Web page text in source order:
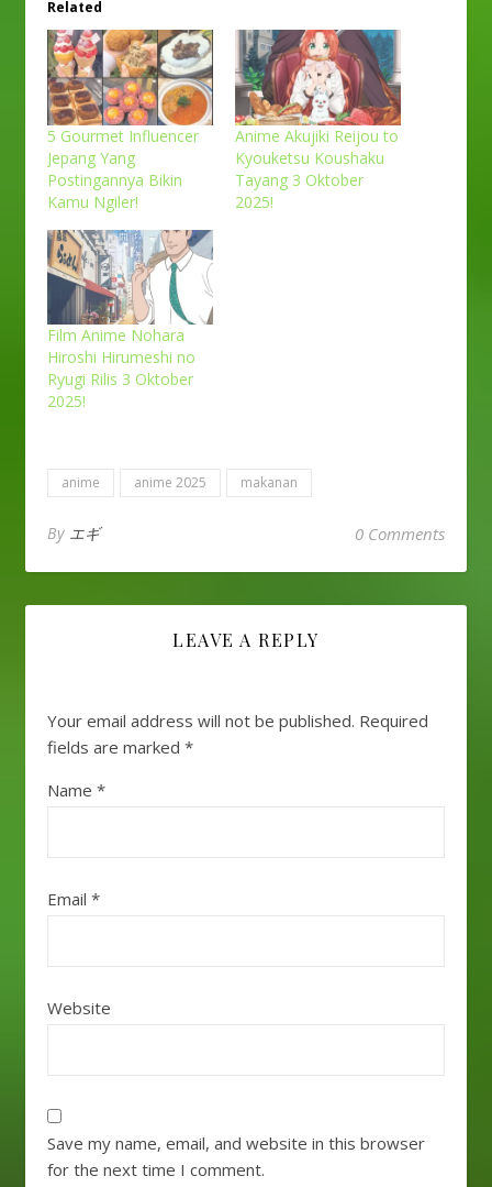
Related
5 Gourmet Influencer
Jepang Yang
Postingannya Bikin
Kamu Ngiler!
Anime Akujiki Reijou to
Kyouketsu Koushaku
Tayang 3 Oktober
2025!
Film Anime Nohara
Hiroshi Hirumeshi no
Ryugi Rilis 3 Oktober
2025!
anime anime 2025 makanan
By エギ 0 Comments
LEAVE A REPLY
Your email address will not be published. Required
fields are marked *
Name *
Email *
Website
Save my name, email, and website in this browser
for the next time I comment.